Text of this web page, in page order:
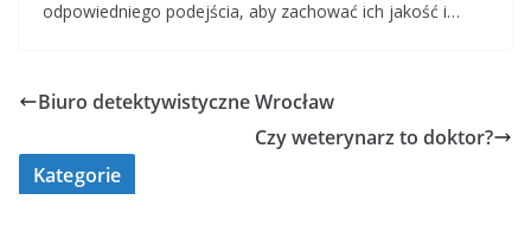
odpowiedniego podejścia, aby zachować ich jakość i…
Biuro detektywistyczne Wrocław
Czy weterynarz to doktor?
Kategorie